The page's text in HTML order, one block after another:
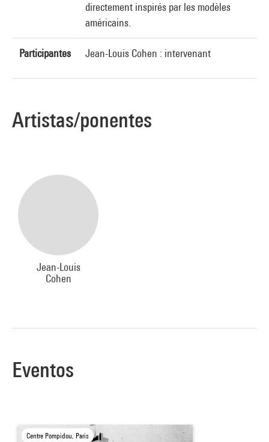
directement inspirés par les modèles
américains.
Participantes Jean-Louis Cohen : intervenant
Artistas/ponentes
Jean-Louis
Cohen
Eventos
Centre Pompidou, Paris